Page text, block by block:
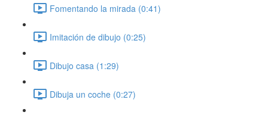
Fomentando la mirada (0:41)
Imitación de dibujo (0:25)
Dibujo casa (1:29)
Dibuja un coche (0:27)